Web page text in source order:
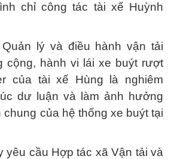
chỉ công tác tài xế Huỳnh
lý và điều hành vận tải
cộng, hành vi lái xe buýt rượt
của tài xế Hùng là nghiêm
dư luận và làm ảnh hưởng
của hệ thống xe buýt tại
yêu cầu Hợp tác xã Vận tải và